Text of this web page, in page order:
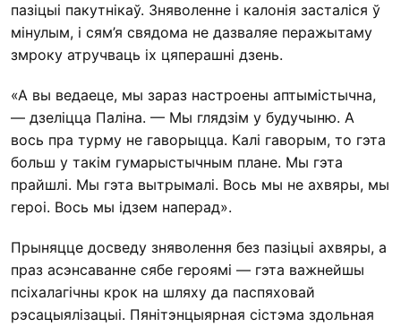
пазіцыі пакутнікаў. Зняволенне і калонія засталіся ў
мінулым, і сям’я свядома не дазваляе перажытаму
змроку атручваць іх цяперашні дзень.
«А вы ведаеце, мы зараз настроены аптымістычна,
— дзеліцца Паліна. — Мы глядзім у будучыню. А
вось пра турму не гаворыцца. Калі гаворым, то гэта
больш у такім гумарыстычным плане. Мы гэта
прайшлі. Мы гэта вытрымалі. Вось мы не ахвяры, мы
героі. Вось мы ідзем наперад».
Прыняцце досведу зняволення без пазіцыі ахвяры, а
праз асэнсаванне сябе героямі — гэта важнейшы
псіхалагічны крок на шляху да паспяховай
рэсацыялізацыі. Пянітэнцыярная сістэма здольная